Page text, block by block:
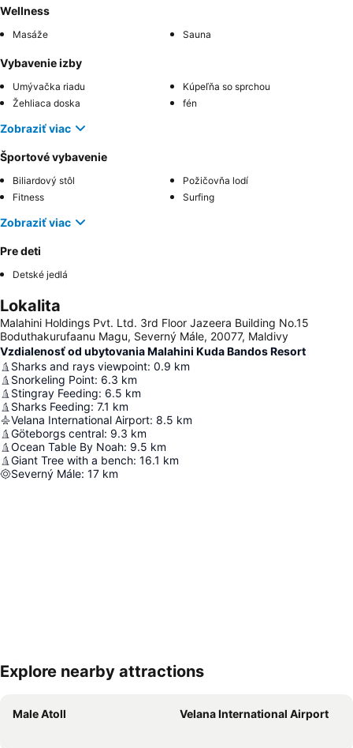
Wellness
Masáže Sauna
Vybavenie izby
Umývačka riadu
Kúpeľňa so sprchou
Žehliaca doska
fén
Zobraziť viac
Športové vybavenie
Biliardový stôl
Požičovňa lodí
Fitness
Surfing
Zobraziť viac
Pre deti
Detské jedlá
Lokalita
Malahini Holdings Pvt. Ltd. 3rd Floor Jazeera Building No.15
Boduthakurufaanu Magu, Severný Mále, 20077, Maldivy
Vzdialenosť od ubytovania Malahini Kuda Bandos Resort
Sharks and rays viewpoint: 0.9 km
Snorkeling Point: 6.3 km
Stingray Feeding: 6.5 km
Sharks Feeding: 7.1 km
Velana International Airport: 8.5 km
Göteborgs central: 9.3 km
Ocean Table By Noah: 9.5 km
Giant Tree with a bench: 16.1 km
Severný Mále: 17 km
Explore nearby attractions
Male Atoll Velana International Airport